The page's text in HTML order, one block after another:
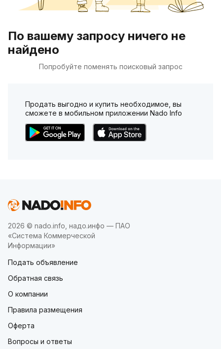
По вашему запросу ничего не
найдено
Попробуйте поменять поисковый запрос
Продать выгодно и купить необходимое, вы
сможете в мобильном приложении Nado Info
2026 © nado.info, надо.инфо — ПАО
«Система Коммерческой
Информации»
Подать объявление
Обратная связь
О компании
Правила размещения
Оферта
Вопросы и ответы